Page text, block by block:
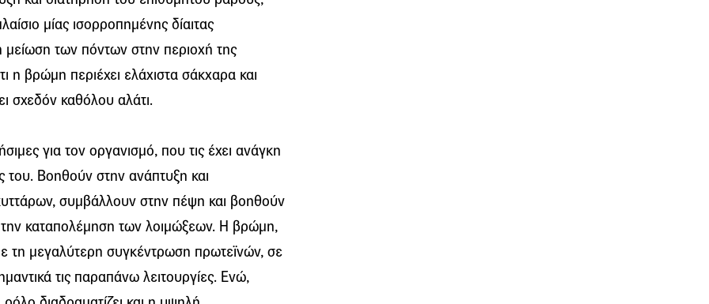
μίας ισορροπημένης δίαιτας
μείωση των πόντων στην περιοχή της
η βρώμη περιέχει ελάχιστα σάκχαρα και
σχεδόν καθόλου αλάτι.
για τον οργανισμό, που τις έχει ανάγκη
του. Βοηθούν στην ανάπτυξη και
συμβάλλουν στην πέψη και βοηθούν
καταπολέμηση των λοιμώξεων. Η βρώμη,
τη μεγαλύτερη συγκέντρωση πρωτεϊνών, σε
τις παραπάνω λειτουργίες. Ενώ,